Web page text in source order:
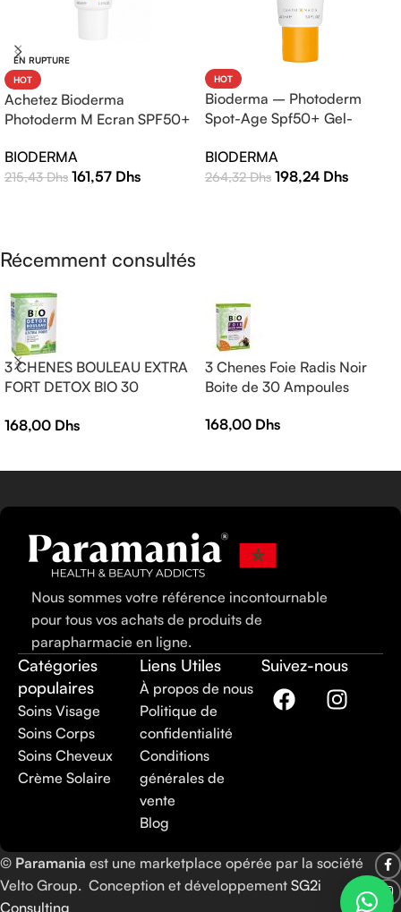
EN RUPTURE
HOT
Achetez Bioderma
Photoderm M Ecran SPF50+
Protection Solaire Haute
Efficacité
BIODERMA
215,43Dhs 161,57 Dhs
HOT
Bioderma – Photoderm
Spot-Age Spf50+ Gel-
BIODERMA
264,32Dhs 198,24 Dhs
Récemment consultés
3 CHENES BOULEAU EXTRA
FORT DETOX BIO 30
168,00 Dhs
3 Chenes Foie Radis Noir
Boite de 30 Ampoules
168,00 Dhs
Nous sommes votre référence incontournable
pour tous vos achats de produits de
parapharmacie en ligne.
Catégories
populaires
Soins Visage
Soins Corps
Soins Cheveux
Crème Solaire
Liens Utiles
À propos de nous
Politique de
confidentialité
Conditions
générales de
vente
Blog
Suivez-nous
© Paramania est une marketplace opérée par la société
Velto Group. Conception et développement SG2i
Consulting